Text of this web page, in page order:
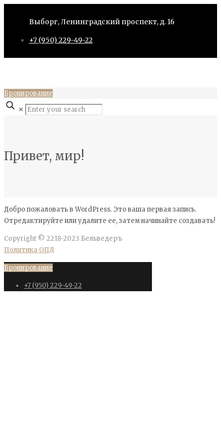
Выборг, Ленинградский проспект, д. 16
+7 (950) 229-49-22
Бронирование
✕
Привет, мир!
Добро пожаловать в WordPress. Это ваша первая запись.
Отредактируйте или удалите ее, затем начинайте создавать!
Copyright © 2218-2023 Бельведеръ
Политика ОПД
Бронирование
+7 (950) 229-49-22